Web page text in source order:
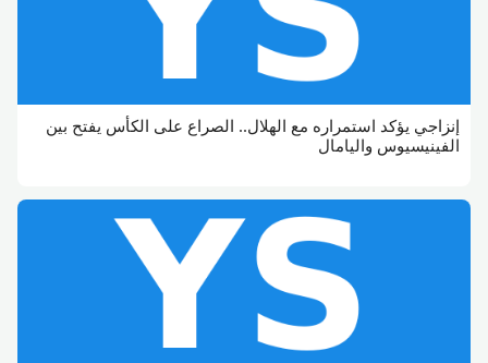
إنزاجي يؤكد استمراره مع الهلال.. الصراع على الكأس يفتح بين
الفينيسيوس واليامال